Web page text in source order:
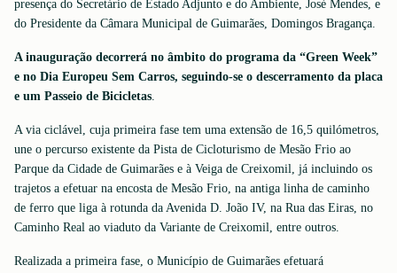
presença do Secretário de Estado Adjunto e do Ambiente, José Mendes, e
do Presidente da Câmara Municipal de Guimarães, Domingos Bragança.
A inauguração decorrerá no âmbito do programa da “Green Week”
e no Dia Europeu Sem Carros, seguindo-se o descerramento da placa
e um Passeio de Bicicletas.
A via ciclável, cuja primeira fase tem uma extensão de 16,5 quilómetros,
une o percurso existente da Pista de Cicloturismo de Mesão Frio ao
Parque da Cidade de Guimarães e à Veiga de Creixomil, já incluindo os
trajetos a efetuar na encosta de Mesão Frio, na antiga linha de caminho
de ferro que liga à rotunda da Avenida D. João IV, na Rua das Eiras, no
Caminho Real ao viaduto da Variante de Creixomil, entre outros.
Realizada a primeira fase, o Município de Guimarães efetuará